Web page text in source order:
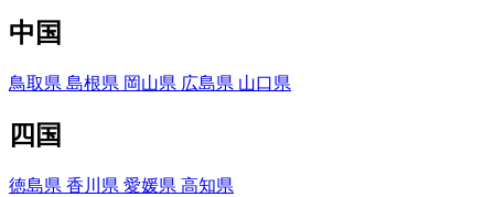
中国
鳥取県 島根県 岡山県 広島県 山口県
四国
徳島県 香川県 愛媛県 高知県